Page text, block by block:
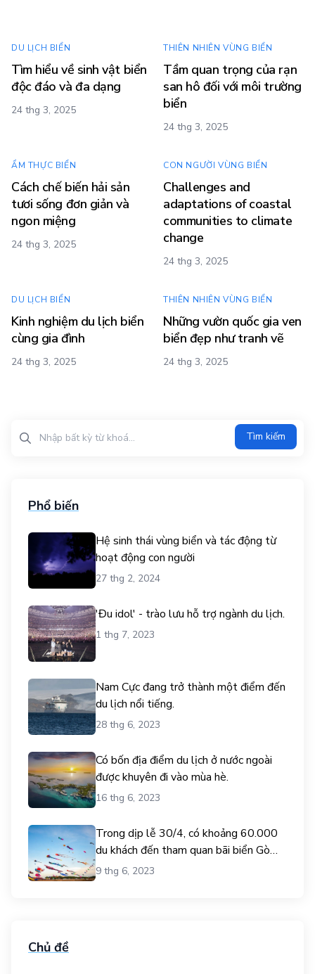
DU LỊCH BIỂN
Tìm hiểu về sinh vật biển
độc đáo và đa dạng
24 thg 3, 2025
THIÊN NHIÊN VÙNG BIỂN
Tầm quan trọng của rạn
san hô đối với môi trường
biển
24 thg 3, 2025
ẨM THỰC BIỂN
Cách chế biến hải sản
tươi sống đơn giản và
ngon miệng
24 thg 3, 2025
CON NGƯỜI VÙNG BIỂN
Challenges and
adaptations of coastal
communities to climate
change
24 thg 3, 2025
DU LỊCH BIỂN
Kinh nghiệm du lịch biển
cùng gia đình
24 thg 3, 2025
THIÊN NHIÊN VÙNG BIỂN
Những vườn quốc gia ven
biển đẹp như tranh vẽ
24 thg 3, 2025
Tìm kiếm
Phổ biến
Hệ sinh thái vùng biển và tác động từ
hoạt động con người
27 thg 2, 2024
'Đu idol' - trào lưu hỗ trợ ngành du lịch.
1 thg 7, 2023
Nam Cực đang trở thành một điểm đến
du lịch nổi tiếng.
28 thg 6, 2023
Có bốn địa điểm du lịch ở nước ngoài
được khuyên đi vào mùa hè.
16 thg 6, 2023
Trong dịp lễ 30/4, có khoảng 60.000
du khách đến tham quan bãi biển Gò
Công.
9 thg 6, 2023
Chủ đề